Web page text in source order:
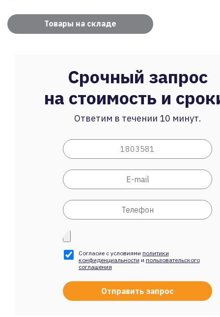
Товары на складе
Срочный запрос
на стоимость и
Ответим в течении 10 минут.
Согласие с условиями политики
конфиденциальности и пользовательского
соглашения